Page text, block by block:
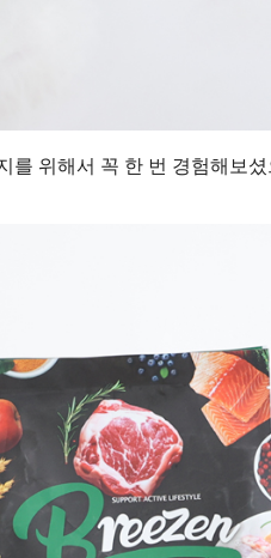
를 위해서 꼭 한 번 경험해보